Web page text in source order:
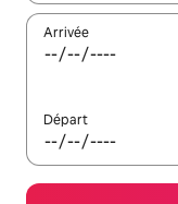
Arrivée
Départ